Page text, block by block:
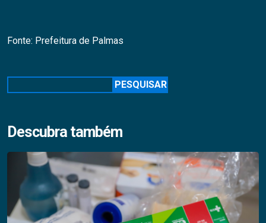
Fonte: Prefeitura de Palmas
PESQUISAR
Descubra também